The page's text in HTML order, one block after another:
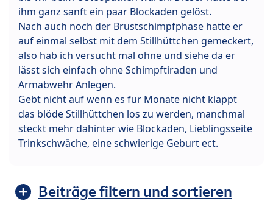
ihm ganz sanft ein paar Blockaden gelöst.
Nach auch noch der Brustschimpfphase hatte er
auf einmal selbst mit dem Stillhüttchen gemeckert,
also hab ich versucht mal ohne und siehe da er
lässt sich einfach ohne Schimpftiraden und
Armabwehr Anlegen.
Gebt nicht auf wenn es für Monate nicht klappt
das blöde Stillhüttchen los zu werden, manchmal
steckt mehr dahinter wie Blockaden, Lieblingsseite
Trinkschwäche, eine schwierige Geburt ect.
Beiträge filtern und sortieren